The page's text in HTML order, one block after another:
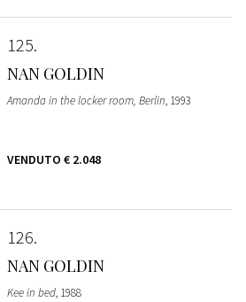
125
NAN GOLDIN
Amanda in the locker room, Berlin, 1993
VENDUTO € 2.048
126
NAN GOLDIN
Kee in bed, 1988